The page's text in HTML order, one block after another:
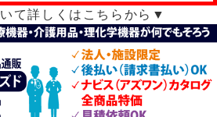
て詳しくはこちらから▼